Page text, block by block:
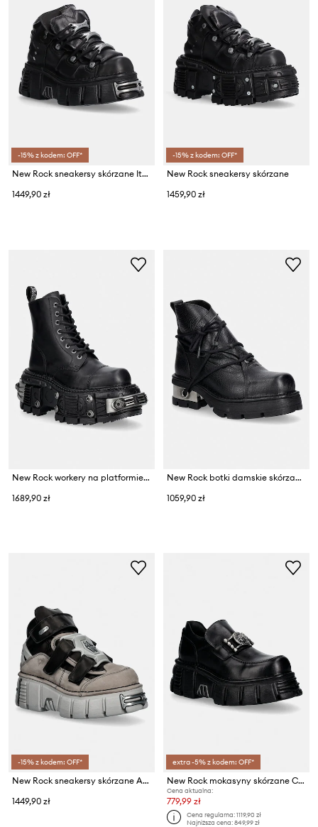
-15% z kodem: OFF*
New Rock sneakersy skórzane Itali Negro + Nomada Negro + Tower Negro Acero
1449,90 zł
-15% z kodem: OFF*
New Rock sneakersy skórzane
1459,90 zł
New Rock workery na platformie damskie skórzane CRUST NEGRO IMPERFECT TANK
1689,90 zł
New Rock botki damskie skórzane CRUST BUFALO NATURAL PLANING M3
1059,90 zł
-15% z kodem: OFF*
New Rock sneakersy skórzane ALASKA PERLA, ITALI NEGRO, TOWER PERLA + AC
1449,90 zł
extra -5% z kodem: OFF*
New Rock mokasyny skórzane CRUST NEGRO, TOWER NEGRO LATERAL
Cena aktualna:
779,99 zł
Cena regularna:1119,90 zł
Najniższa cena:849,99 zł